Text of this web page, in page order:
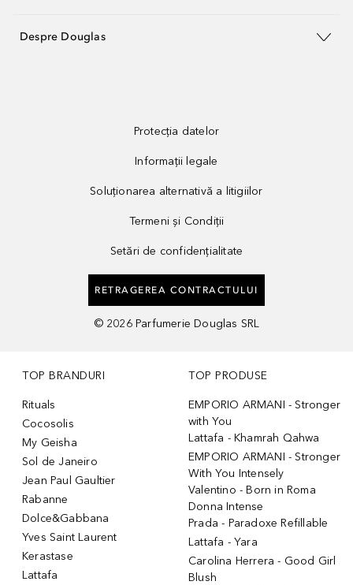
Despre Douglas
Protecția datelor
Informații legale
Soluționarea alternativă a litigiilor
Termeni și Condiții
Setări de confidențialitate
RETRAGEREA CONTRACTULUI
© 2026 Parfumerie Douglas SRL
TOP BRANDURI
Rituals
Cocosolis
My Geisha
Sol de Janeiro
Jean Paul Gaultier
Rabanne
Dolce&Gabbana
Yves Saint Laurent
Kerastase
Lattafa
TOP PRODUSE
EMPORIO ARMANI - Stronger
with You
Lattafa - Khamrah Qahwa
EMPORIO ARMANI - Stronger
With You Intensely
Valentino - Born in Roma
Donna Intense
Prada - Paradoxe Refillable
Lattafa - Yara
Carolina Herrera - Good Girl
Blush